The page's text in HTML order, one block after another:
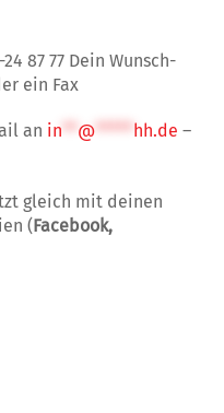
87 77 Dein Wunsch-
ein Fax
an in**@***** hh.de –
gleich mit deinen
(Facebook,